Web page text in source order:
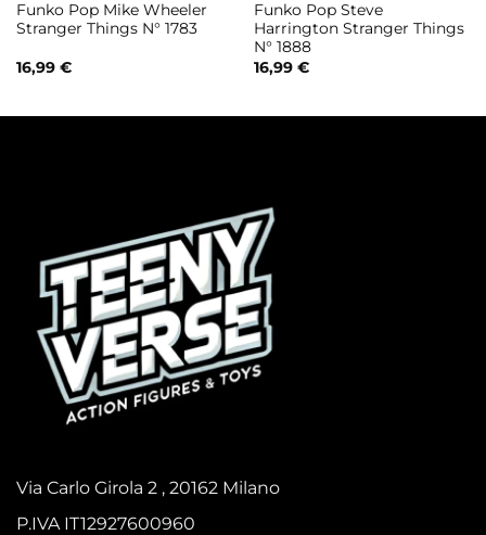
Funko Pop Mike Wheeler
Stranger Things N° 1783
16,99 €
Funko Pop Steve
Harrington Stranger Things
N° 1888
16,99 €
Via Carlo Girola 2 , 20162 Milano
P.IVA IT12927600960